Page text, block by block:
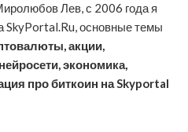
Лев, с 2006 года я
SkyPortal.Ru, основные темы
акции,
экономика,
про биткоин на Skyportal